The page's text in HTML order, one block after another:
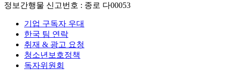
정보간행물 신고번호 : 종로 다00053
기업 구독자 우대
한국 팀 연락
취재 & 광고 요청
청소년보호정책
독자위원회